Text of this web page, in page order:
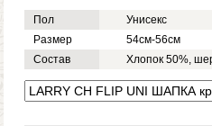
можно уберечь голову и
ветра и мороза. Детская
красная для мальчиков и
хлопка, шерсти и
такиедетские зимние шапки
Пол
Унисекс
Размер
54см-56см
Состав
Хлопок 50%,